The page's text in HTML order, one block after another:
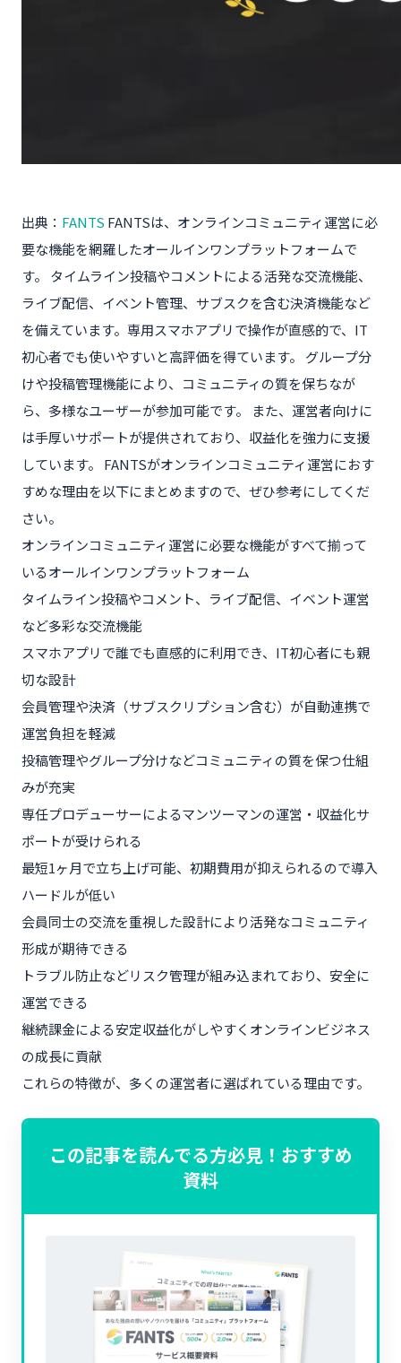
出典： FANTS FANTSは、オンラインコミュニティ運営に必
要な機能を網羅したオールインワンプラットフォームで
す。 タイムライン投稿やコメントによる活発な交流機能、
ライブ配信、イベント管理、サブスクを含む決済機能など
を備えています。専用スマホアプリで操作が直感的で、IT
初心者でも使いやすいと高評価を得ています。 グループ分
けや投稿管理機能により、コミュニティの質を保ちなが
ら、多様なユーザーが参加可能です。 また、運営者向けに
は手厚いサポートが提供されており、収益化を強力に支援
しています。​ FANTSがオンラインコミュニティ運営におす
すめな理由を以下にまとめますので、ぜひ参考にしてくだ
さい。
オンラインコミュニティ運営に必要な機能がすべて揃って
いるオールインワンプラットフォーム
タイムライン投稿やコメント、ライブ配信、イベント運営
など多彩な交流機能
スマホアプリで誰でも直感的に利用でき、IT初心者にも親
切な設計
会員管理や決済（サブスクリプション含む）が自動連携で
運営負担を軽減
投稿管理やグループ分けなどコミュニティの質を保つ仕組
みが充実
専任プロデューサーによるマンツーマンの運営・収益化サ
ポートが受けられる
最短1ヶ月で立ち上げ可能、初期費用が抑えられるので導入
ハードルが低い
会員同士の交流を重視した設計により活発なコミュニティ
形成が期待できる
トラブル防止などリスク管理が組み込まれており、安全に
運営できる
継続課金による安定収益化がしやすくオンラインビジネス
の成長に貢献
これらの特徴が、多くの運営者に選ばれている理由です。
この記事を読んでる方必見！おすすめ
資料